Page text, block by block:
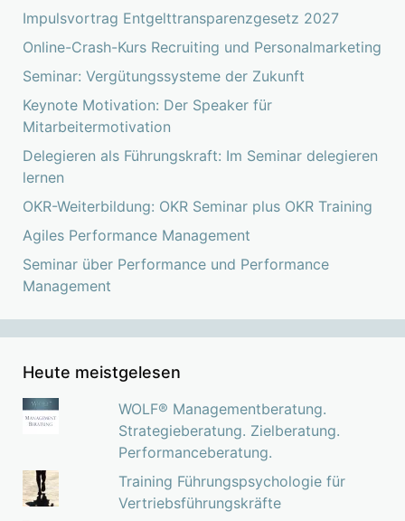
Impulsvortrag Entgelttransparenzgesetz 2027
Online-Crash-Kurs Recruiting und Personalmarketing
Seminar: Vergütungssysteme der Zukunft
Keynote Motivation: Der Speaker für
Mitarbeitermotivation
Delegieren als Führungskraft: Im Seminar delegieren
lernen
OKR-Weiterbildung: OKR Seminar plus OKR Training
Agiles Performance Management
Seminar über Performance und Performance
Management
Heute meistgelesen
WOLF® Managementberatung.
Strategieberatung. Zielberatung.
Performanceberatung.
Training Führungspsychologie für
Vertriebsführungskräfte